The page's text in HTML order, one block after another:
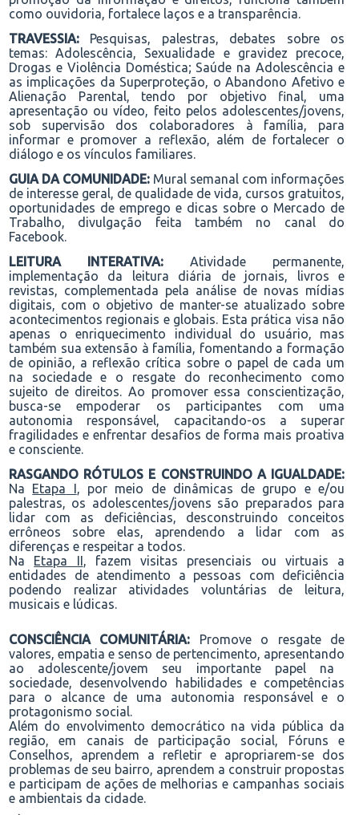
como ouvidoria, fortalece laços e a transparência.
TRAVESSIA: Pesquisas, palestras, debates sobre os
temas: Adolescência, Sexualidade e gravidez precoce,
Drogas e Violência Doméstica; Saúde na Adolescência e
as implicações da Superproteção, o Abandono Afetivo e
Alienação Parental, tendo por objetivo final, uma
apresentação ou vídeo, feito pelos adolescentes/jovens,
sob supervisão dos colaboradores à família, para
informar e promover a reflexão, além de fortalecer o
diálogo e os vínculos familiares.
GUIA DA COMUNIDADE: Mural semanal com informações
de interesse geral, de qualidade de vida, cursos gratuitos,
oportunidades de emprego e dicas sobre o Mercado de
Trabalho, divulgação feita também no canal do
Facebook.
LEITURA INTERATIVA: Atividade permanente,
implementação da leitura diária de jornais, livros e
revistas, complementada pela análise de novas mídias
digitais, com o objetivo de manter-se atualizado sobre
acontecimentos regionais e globais. Esta prática visa não
apenas o enriquecimento individual do usuário, mas
também sua extensão à família, fomentando a formação
de opinião, a reflexão crítica sobre o papel de cada um
na sociedade e o resgate do reconhecimento como
sujeito de direitos. Ao promover essa conscientização,
busca-se empoderar os participantes com uma
autonomia responsável, capacitando-os a superar
fragilidades e enfrentar desafios de forma mais proativa
e consciente.
RASGANDO RÓTULOS E CONSTRUINDO A IGUALDADE:
Na Etapa I, por meio de dinâmicas de grupo ee/ou
palestras, os adolescentes/jovens são preparados para
lidar com as deficiências, desconstruindo conceitos
errôneos sobre elas, aprendendo a lidar com as
diferenças e respeitar a todos.
Na Etapa II, fazem visitas presenciais ou virtuais a
entidades de atendimento a pessoas com deficiência
podendo realizar atividades voluntárias de leitura,
musicais e lúdicas.
CONSCIÊNCIA COMUNITÁRIA: Promove o resgate de
valores, empatia e senso de pertencimento, apresentando
ao adolescente/jovem seu importante papel na
sociedade, desenvolvendo habilidades e competências
para o alcance de uma autonomia responsável e o
protagonismo social.
Além do envolvimento democrático na vida pública da
região, em canais de participação social, Fóruns e
Conselhos, aprendem a refletir e apropriarem-se dos
problemas de seu bairro, aprendem a construir propostas
e participam de ações de melhorias e campanhas sociais
e ambientais da cidade.